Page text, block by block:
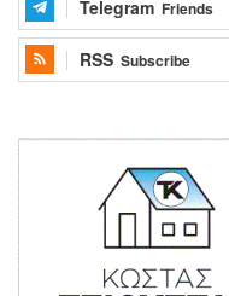
Telegram Friends
RSS Subscribe